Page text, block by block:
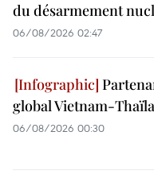
du désarmement
06/08/2026 02:47
global Vietnam-
06/08/2026 00:30